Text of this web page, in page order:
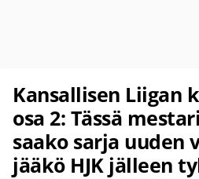
Kansallisen Liigan
osa 2: Tässä
saako sarja uuden
jääkö HJK jälleen